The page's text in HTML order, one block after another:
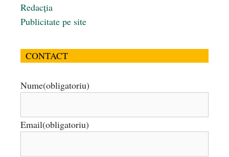
Redacția
Publicitate pe site
CONTACT
Nume(obligatoriu)
Email(obligatoriu)